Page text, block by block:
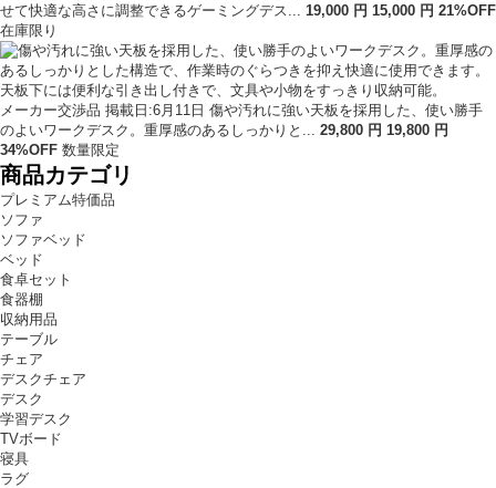
せて快適な高さに調整できるゲーミングデス... 19,000 円 15,000 円 21%OFF
在庫限り
メーカー交渉品 掲載日:6月11日 傷や汚れに強い天板を採用した、使い勝手
のよいワークデスク。重厚感のあるしっかりと... 29,800 円 19,800 円
34%OFF 数量限定
商品カテゴリ
プレミアム特価品
ソファ
ソファベッド
ベッド
食卓セット
食器棚
収納用品
テーブル
チェア
デスクチェア
デスク
学習デスク
TVボード
寝具
ラグ